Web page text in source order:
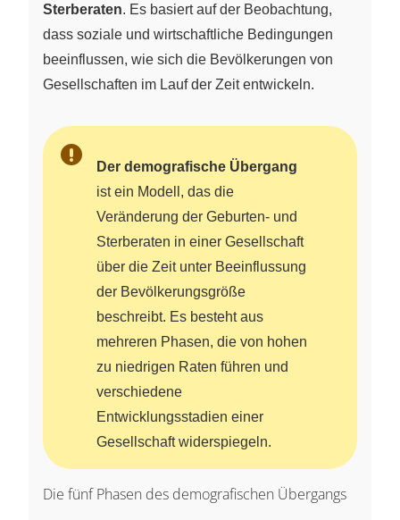
Sterberaten. Es basiert auf der Beobachtung,
dass soziale und wirtschaftliche Bedingungen
beeinflussen, wie sich die Bevölkerungen von
Gesellschaften im Lauf der Zeit entwickeln.
Der demografische Übergang
ist ein Modell, das die
Veränderung der Geburten- und
Sterberaten in einer Gesellschaft
über die Zeit unter Beeinflussung
der Bevölkerungsgröße
beschreibt. Es besteht aus
mehreren Phasen, die von hohen
zu niedrigen Raten führen und
verschiedene
Entwicklungsstadien einer
Gesellschaft widerspiegeln.
Die fünf Phasen des demografischen Übergangs